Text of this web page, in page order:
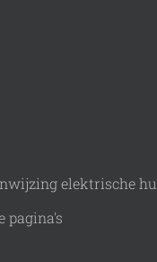
elektrische
pagina's